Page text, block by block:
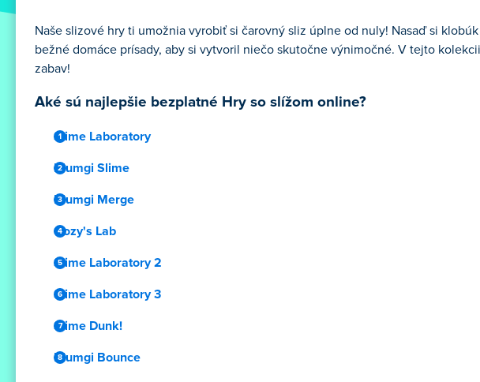
Naše slizové hry ti umožnia vyrobiť si čarovný sliz úplne od nuly! Nasaď si
bežné domáce prísady, aby si vytvoril niečo skutočne výnimočné. V tejto
zabav!
Aké sú najlepšie bezplatné Hry so slížom online?
Slime Laboratory
Blumgi Slime
Blumgi Merge
Oozy's Lab
Slime Laboratory 2
Slime Laboratory 3
Slime Dunk!
Blumgi Bounce